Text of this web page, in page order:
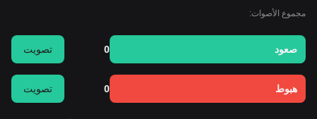
مجموع الأصوات:
صعود 0 تصويت
هبوط 0 تصويت